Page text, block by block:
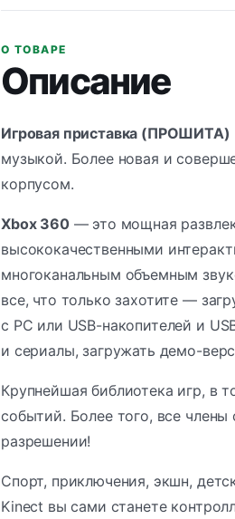
О ТОВАРЕ
Описание
Игровая приставка (ПРОШИТА)
музыкой. Более новая и
корпусом.
Xbox 360— это мощная
высококачественными
многоканальным объемным
все, что только захотите —
с PC или USB-накопителей и
и сериалы, загружать демо-
Крупнейшая библиотека игр, в
событий. Более того, все
разрешении!
Спорт, приключения, экшн,
Kinect вы сами станете